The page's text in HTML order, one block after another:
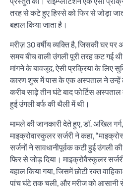
तरह से कटे हुए हिस्से को फिर से जोड़ा
बहाल किया जाता है।
मरीज़ 30 वर्षीय व्यक्ति है, जिसकी घर
समय बीच वाली उंगली पूरी तरह कट गई
मांगने के बावजूद, ऐसी प्रक्रिया के लिए
कारण शुरू में पास के एक अस्पताल ने उन्हें
करीब साढ़े तीन घंटे बाद फोर्टिस
हुई उंगली बर्फ की थैली में थी।
मामले की जानकारी देते हुए, डॉ. अखिल
माइक्रोवास्कुलर सर्जरी ने कहा,
सर्जनों ने सावधानीपूर्वक कटी हुई उंगली
फिर से जोड़ दिया। माइक्रोवैस्कुलर
बहाल किया गया, जिसमें छोटी रक्त
पांच घंटे तक चली, और मरीज को आसानी